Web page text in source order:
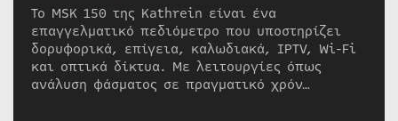
Το MSK 150 της Kathrein είναι ένα
επαγγελματικό πεδιόμετρο που υποστηρίζει
δορυφορικά, επίγεια, καλωδιακά, IPTV, Wi-Fi
και οπτικά δίκτυα. Με λειτουργίες όπως
ανάλυση φάσματος σε πραγματικό χρόν…